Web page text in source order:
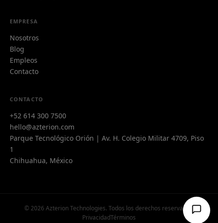
EMPRESA
Nosotros
Blog
Empleos
Contacto
CONTACTO
+52 614 300 7500
hello@azterion.com
Parque Tecnológico Orión | Av. H. Colegio Militar 4709, Piso
1
Chihuahua, México
© 2026 Azterion Technologies. Todos los derechos reservados.
PrivacidadTérminos
A Azi